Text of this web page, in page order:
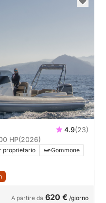
4.9(23)
HP(2026)
proprietario
Gommone
A partire da 620 € /giorno